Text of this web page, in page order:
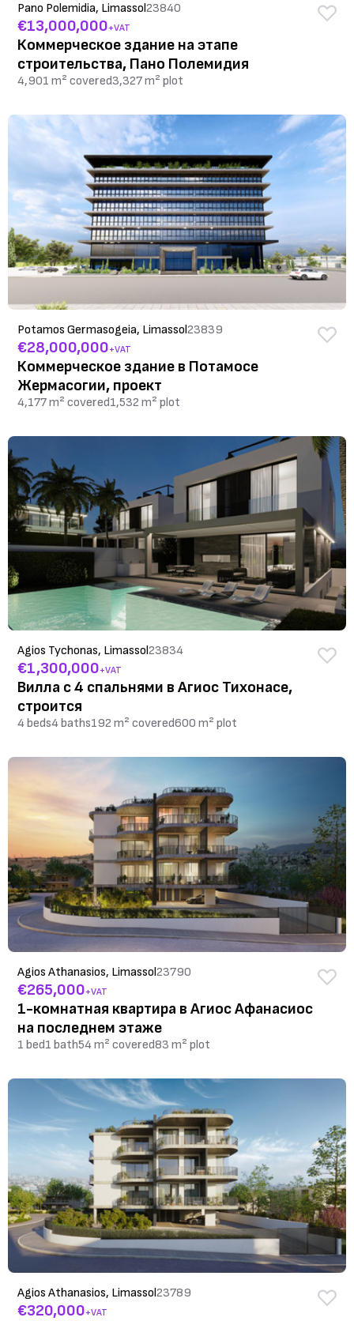
Pano Polemidia, Limassol23840
€13,000,000+VAT
Коммерческое здание на этапе
строительства, Пано Полемидия
4,901 m² covered3,327 m² plot
Potamos Germasogeia, Limassol23839
€28,000,000+VAT
Коммерческое здание в Потамосе
Жермасогии, проект
4,177 m² covered1,532 m² plot
Agios Tychonas, Limassol23834
€1,300,000+VAT
Вилла с 4 спальнями в Агиос Тихонасе,
строится
4 beds4 baths192 m² covered600 m² plot
Agios Athanasios, Limassol23790
€265,000+VAT
1-комнатная квартира в Агиос Афанасиос
на последнем этаже
1 bed1 bath54 m² covered83 m² plot
Agios Athanasios, Limassol23789
€320,000+VAT